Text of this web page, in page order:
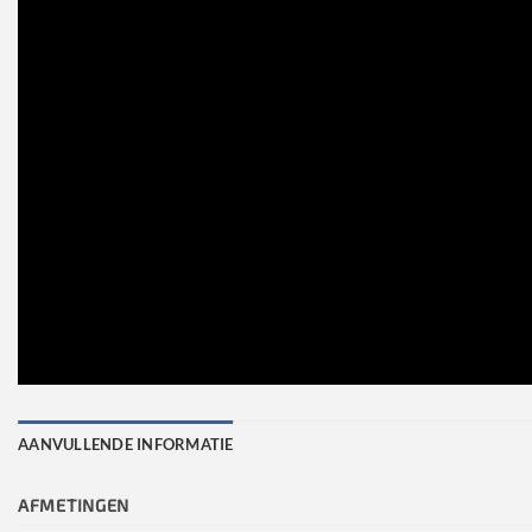
AANVULLENDE INFORMATIE
AFMETINGEN